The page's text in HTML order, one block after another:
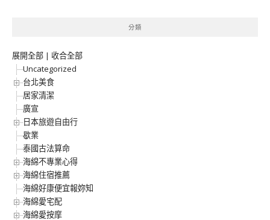
分類
展開全部 | 收合全部
Uncategorized
台北美食
居家清潔
廣宣
日本旅遊自由行
歇業
泰國古法算命
海綿不專業心得
海綿住宿推薦
海綿好康便宜報妳知
海綿愛宅配
海綿愛按摩